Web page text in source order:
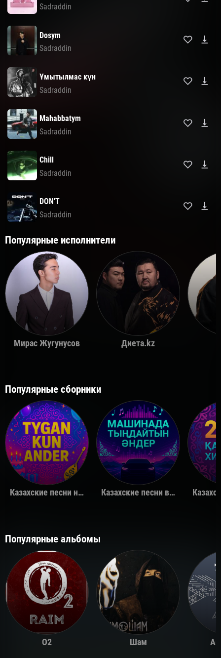
Sadraddin
Dosym
Sadraddin
Ұмытылмас күн
Sadraddin
Mahabbatym
Sadraddin
Chill
Sadraddin
DON'T
Sadraddin
Популярные исполнители
Мирас Жугунусов Диета.kz
Популярные сборники
Казахские песни на день рождения Казахские песни в машину
Популярные альбомы
O2 Шам